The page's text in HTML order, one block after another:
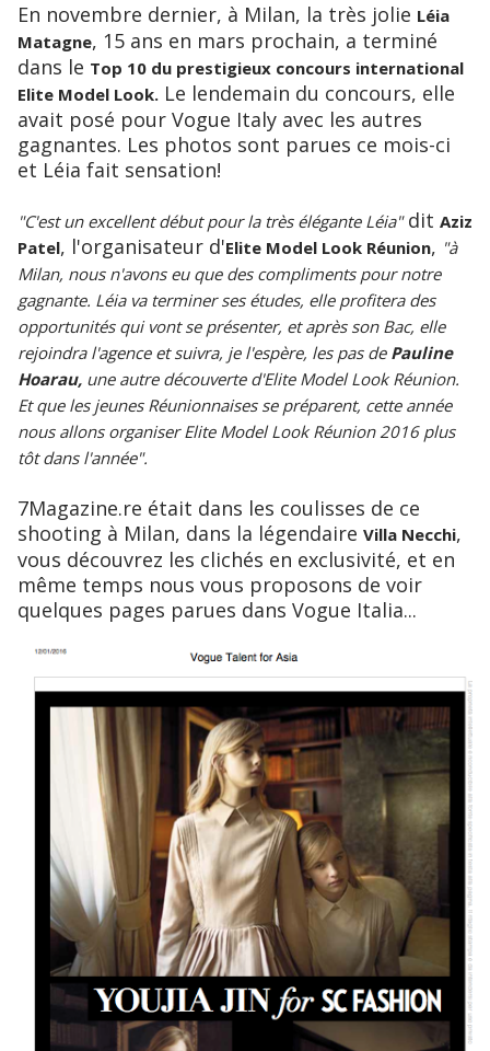
En novembre dernier, à Milan, la très jolie Léia
Matagne, 15 ans en mars prochain, a terminé
dans le Top 10 du prestigieux concours international
Elite Model Look. Le lendemain du concours, elle
avait posé pour Vogue Italy avec les autres
gagnantes. Les photos sont parues ce mois-ci
et Léia fait sensation!
"C'est un excellent début pour la très élégante Léia"dit Aziz
Patel, l'organisateur d'Elite Model Look Réunion, "à
Milan, nous n'avons eu que des compliments pour notre
gagnante. Léia va terminer ses études, elle profitera des
opportunités qui vont se présenter, et après son Bac, elle
rejoindra l'agence et suivra, je l'espère, les pas de Pauline
Hoarau, une autre découverte d'Elite Model Look Réunion.
Et que les jeunes Réunionnaises se préparent, cette année
nous allons organiser Elite Model Look Réunion 2016 plus
tôt dans l'année".
7Magazine.re était dans les coulisses de ce
shooting à Milan, dans la légendaire Villa Necchi,
vous découvrez les clichés en exclusivité, et en
même temps nous vous proposons de voir
quelques pages parues dans Vogue Italia...